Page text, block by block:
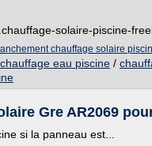
solaire-piscine-
chauffage solaire
eau piscine /
Gre AR2069
si la panneau est...